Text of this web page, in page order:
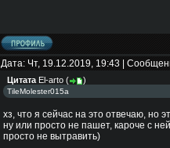
Дата: Чт, 19.12.2019, 19:43 |
Цитата El-arto( )
TileMolester015a
хз, что я сейчас на это отвечаю, но
ну или просто не пашет, кароче с
просто не вытравить)